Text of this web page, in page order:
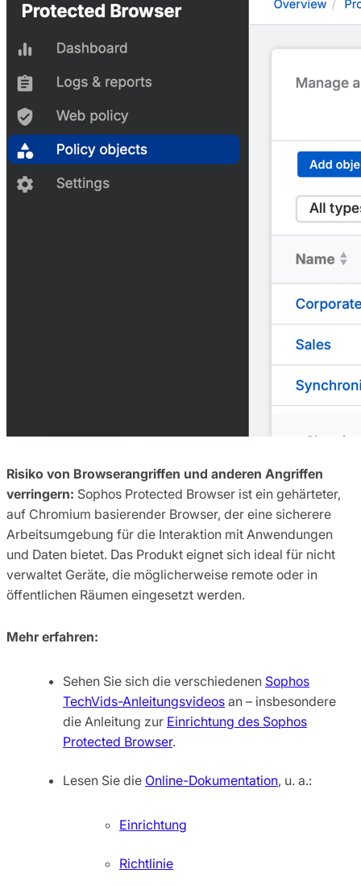
Risiko von Browserangriffen und anderen Angriffen
verringern: Sophos Protected Browser ist ein gehärteter,
auf Chromium basierender Browser, der eine sicherere
Arbeitsumgebung für die Interaktion mit Anwendungen
und Daten bietet. Das Produkt eignet sich ideal für nicht
verwaltet Geräte, die möglicherweise remote oder in
öffentlichen Räumen eingesetzt werden.
Mehr erfahren:
Sehen Sie sich die verschiedenen Sophos
TechVids-Anleitungsvideos an – insbesondere
die Anleitung zur Einrichtung des Sophos
Protected Browser.
Lesen Sie die Online-Dokumentation, u. a.:
Einrichtung
Richtlinie